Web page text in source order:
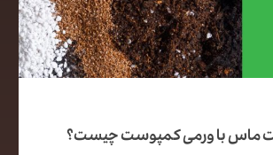
ماس با ورمی کمپوست چیست؟